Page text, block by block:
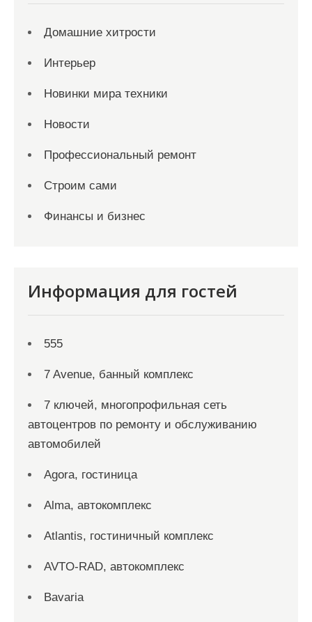
Домашние хитрости
Интерьер
Новинки мира техники
Новости
Профессиональный ремонт
Строим сами
Финансы и бизнес
Информация для гостей
555
7 Avenue, банный комплекс
7 ключей, многопрофильная сеть
автоцентров по ремонту и обслуживанию
автомобилей
Agora, гостиница
Alma, автокомплекс
Atlantis, гостиничный комплекс
AVTO-RAD, автокомплекс
Bavaria